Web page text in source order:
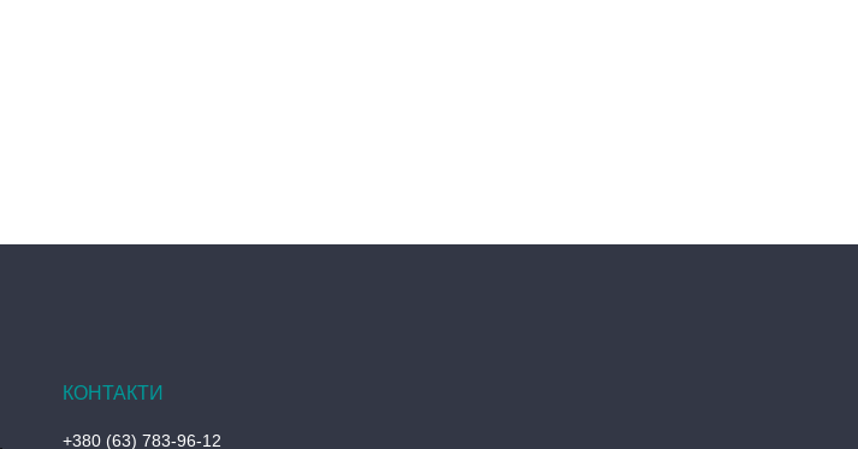
+380 (63) 783-96-12